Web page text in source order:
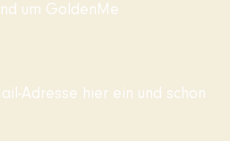
um GoldenMe
Adresse hier ein und schon